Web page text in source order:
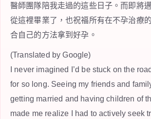
醫師團隊陪我走過的這些日子。而即將
從這裡畢業了，也祝福所有在不孕治療
合自己的方法拿到好孕。
(Translated by Google)
I never imagined I’d be stuck on the
for so long. Seeing my friends and
getting married and having children of
made me realize I had to actively seek